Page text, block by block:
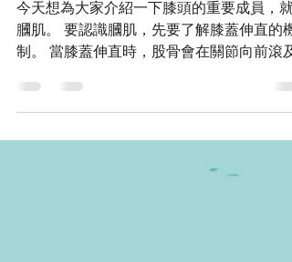
膝頭解鎖員
今天想為大家介紹一下膝頭的重要成員，就
膕肌。 要認識膕肌，先要了解膝蓋伸直的機
制。 當膝蓋伸直時，股骨會在關節向前滾及